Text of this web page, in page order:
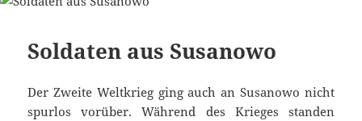
Soldaten aus Susanowo
Der Zweite Weltkrieg ging auch an Susanowo nicht
spurlos vorüber. Während des Krieges standen